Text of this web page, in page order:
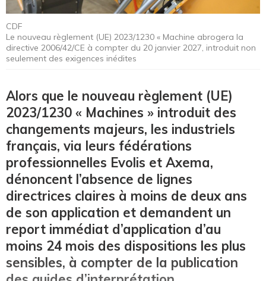
CDF
Le nouveau règlement (UE) 2023/1230 « Machine abrogera la
directive 2006/42/CE à compter du 20 janvier 2027, introduit non
seulement des exigences inédites
Alors que le nouveau règlement (UE)
2023/1230 « Machines » introduit des
changements majeurs, les industriels
français, via leurs fédérations
professionnelles Evolis et Axema,
dénoncent l’absence de lignes
directrices claires à moins de deux ans
de son application et demandent un
report immédiat d’application d’au
moins 24 mois des dispositions les plus
sensibles, à compter de la publication